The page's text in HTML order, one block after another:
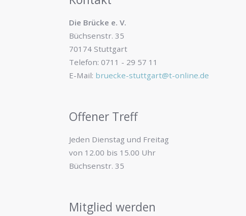
Die Brücke e. V.
Büchsenstr. 35
70174 Stuttgart
Telefon: 0711 - 29 57 11
E-Mail: bruecke-stuttgart@t-online.de
Offener Treff
Jeden Dienstag und Freitag
von 12.00 bis 15.00 Uhr
Büchsenstr. 35
Mitglied werden